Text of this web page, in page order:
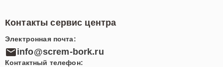
Контакты сервис центра
Электронная почта:
info@screm-bork.ru
Контактный телефон: